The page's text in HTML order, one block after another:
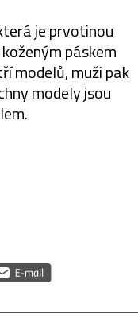
je prvotinou
páskem
modelů, muži pak
modely jsou